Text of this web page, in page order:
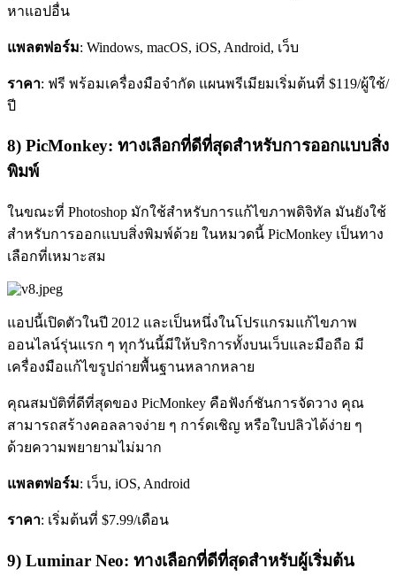
หาแอปอื่น
แพลตฟอร์ม: Windows, macOS, iOS, Android, เว็บ
ราคา: ฟรี พร้อมเครื่องมือจำกัด แผนพรีเมียมเริ่มต้นที่ $119/ผู้ใช้/
ปี
8) PicMonkey: ทางเลือกที่ดีที่สุดสำหรับการออกแบบสิ่ง
พิมพ์
ในขณะที่ Photoshop มักใช้สำหรับการแก้ไขภาพดิจิทัล มันยังใช้
สำหรับการออกแบบสิ่งพิมพ์ด้วย ในหมวดนี้ PicMonkey เป็นทาง
เลือกที่เหมาะสม
แอปนี้เปิดตัวในปี 2012 และเป็นหนึ่งในโปรแกรมแก้ไขภาพ
ออนไลน์รุ่นแรก ๆ ทุกวันนี้มีให้บริการทั้งบนเว็บและมือถือ มี
เครื่องมือแก้ไขรูปถ่ายพื้นฐานหลากหลาย
คุณสมบัติที่ดีที่สุดของ PicMonkey คือฟังก์ชันการจัดวาง คุณ
สามารถสร้างคอลลาจง่าย ๆ การ์ดเชิญ หรือใบปลิวได้ง่าย ๆ
ด้วยความพยายามไม่มาก
แพลตฟอร์ม: เว็บ, iOS, Android
ราคา: เริ่มต้นที่ $7.99/เดือน
9) Luminar Neo: ทางเลือกที่ดีที่สุดสำหรับผู้เริ่มต้น